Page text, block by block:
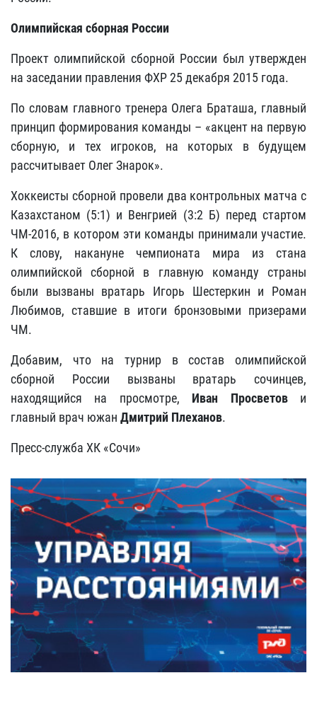
Олимпийская сборная России
Проект олимпийской сборной России был утвержден
на заседании правления ФХР 25 декабря 2015 года.
По словам главного тренера Олега Браташа, главный
принцип формирования команды – «акцент на первую
сборную, и тех игроков, на которых в будущем
рассчитывает Олег Знарок».
Хоккеисты сборной провели два контрольных матча с
Казахстаном (5:1) и Венгрией (3:2 Б) перед стартом
ЧМ-2016, в котором эти команды принимали участие.
К слову, накануне чемпионата мира из стана
олимпийской сборной в главную команду страны
были вызваны вратарь Игорь Шестеркин и Роман
Любимов, ставшие в итоги бронзовыми призерами
ЧМ.
Добавим, что на турнир в состав олимпийской
сборной России вызваны вратарь сочинцев,
находящийся на просмотре, Иван Просветови
главный врач южан Дмитрий Плеханов.
Пресс-служба ХК «Сочи»